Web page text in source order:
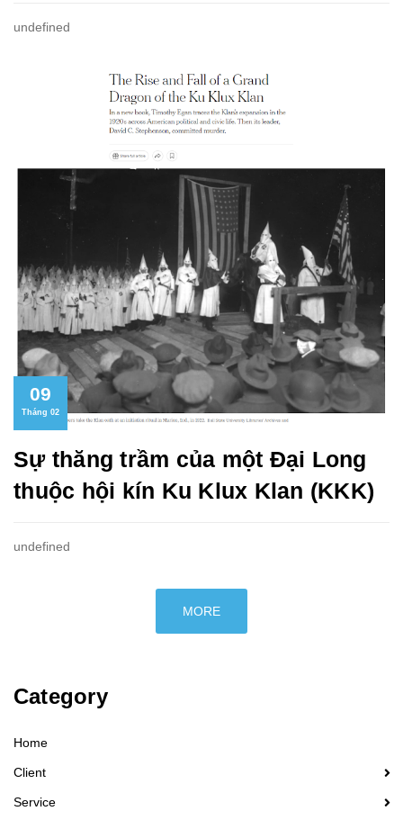
undefined
09
Tháng 02
Sự thăng trầm của một Đại Long
thuộc hội kín Ku Klux Klan (KKK)
undefined
MORE
Category
Home
Client
Service